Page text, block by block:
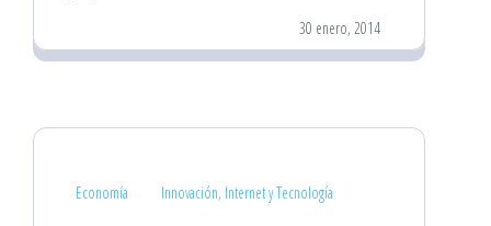
30 enero, 2014
Economía Innovación, Internet y Tecnología